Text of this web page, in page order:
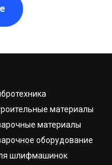
материалы
материалы
оборудование
шлифмашинок